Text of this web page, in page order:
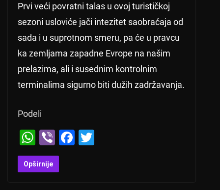
Prvi veći povratni talas u ovoj turističkoj
sezoni usloviće jači intezitet saobraćaja od
sada i u suprotnom smeru, pa će u pravcu
ka zemljama zapadne Evrope na našim
prelazima, ali i susednim kontrolnim
terminalima sigurno biti dužih zadržavanja.
Podeli
W
h
at
Vi
b
er
F
Opširnije